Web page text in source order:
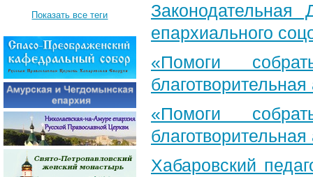
епархиального
«Помоги
«Помоги
Хабаровский
Показать все теги